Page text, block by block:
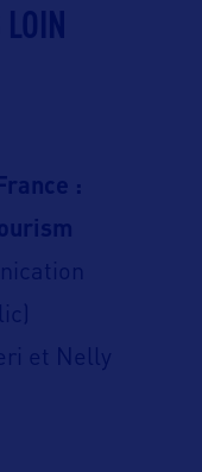
:
et Nelly